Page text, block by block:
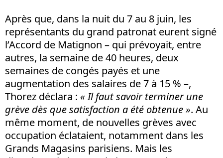
Après que, dans la nuit du 7 au 8 juin, les
représentants du grand patronat eurent signé
l’Accord de Matignon – qui prévoyait, entre
autres, la semaine de 40 heures, deux
semaines de congés payés et une
augmentation des salaires de 7 à 15 % –,
Thorez déclara : « Il faut savoir terminer une
grève dès que satisfaction a été obtenue ». Au
même moment, de nouvelles grèves avec
occupation éclataient, notamment dans les
Grands Magasins parisiens. Mais les